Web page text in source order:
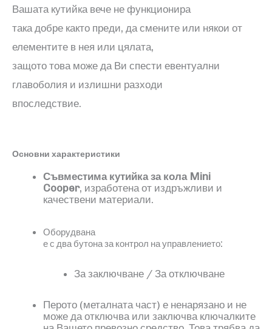
Вашата кутийка вече не функционира
така добре както преди, да смените или някои от
елементите в нея или цялата,
защото това може да Ви спести евентуални
главоболия и излишни разходи
впоследствие.
Основни характеристики
Съвместима кутийка за кола Mini
Cooper, изработена от издръжливи и
качествени материали.
Оборудвана
е с два бутона за контрол на управлението:
За заключване / За отключване
Перото (металната част) е ненарязано и не
може да отключва или заключва ключалките